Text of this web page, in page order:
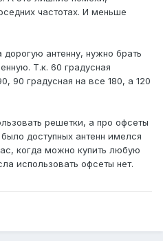
частотах. И меньше
антенну, нужно брать
Т.к. 60 градусная
90 градусная на все 180, а 120
решетки, а про офсеты
доступных антенн имелся
когда можно купить любую
использовать офсеты нет.